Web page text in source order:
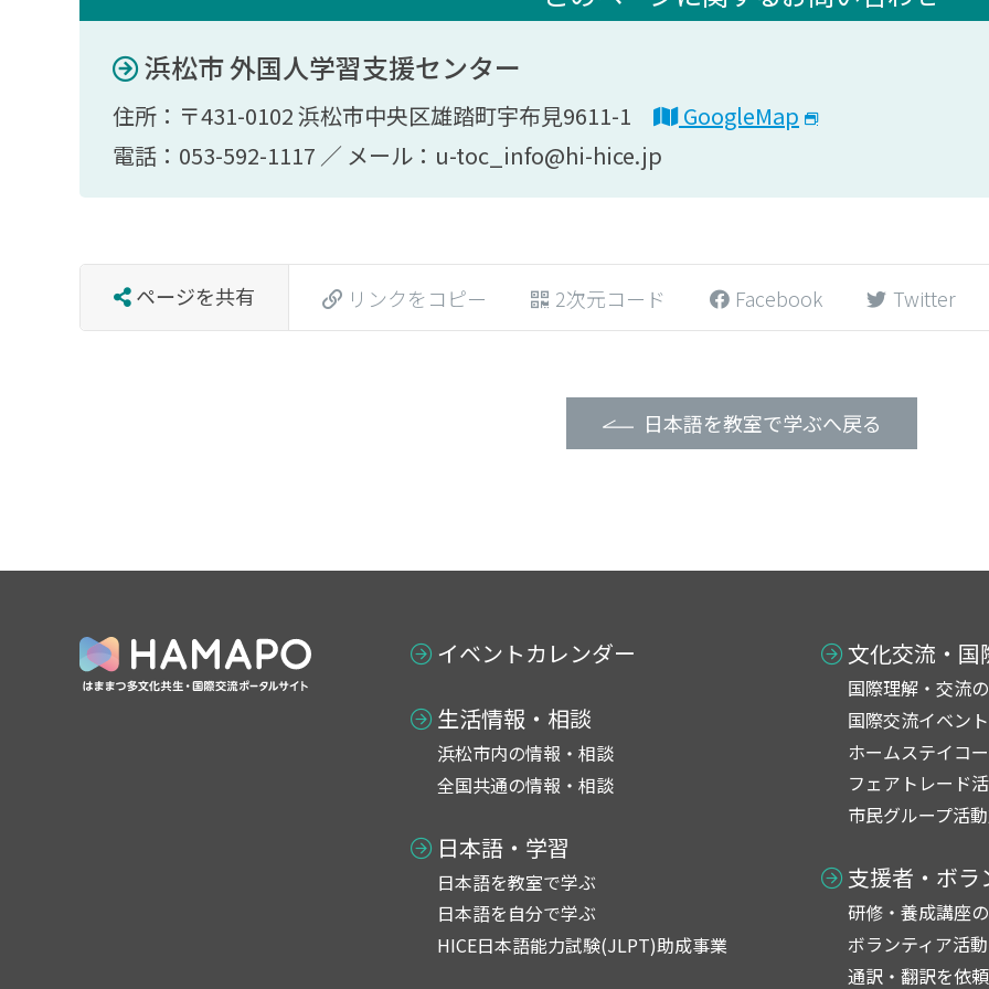
浜松市 外国人学習支援センター
住所：〒431-0102 浜松市中央区雄踏町宇布見9611-1
GoogleMap
電話：053-592-1117 ／ メール：u-toc_info@hi-hice.jp
ページを共有 リンクをコピー 2次元コード Facebook Twitter
日本語を教室で学ぶへ戻る
イベントカレンダー
生活情報・相談
浜松市内の情報・相談
全国共通の情報・相談
日本語・学習
日本語を教室で学ぶ
日本語を自分で学ぶ
HICE日本語能力試験(JLPT)助成事業
文化交流・国
国際理解・交流
国際交流イベント
ホームステイコ
フェアトレード
市民グループ活
支援者・ボラ
研修・養成講座
ボランティア活動
通訳・翻訳を依